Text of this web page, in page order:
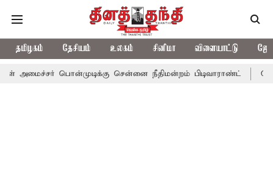
தமிழகம் தேசியம் உலகம் சினிமா விளையாட்டு
பொன்முடிக்கு சென்னை நீதிமன்றம் பிடிவாராண்ட்